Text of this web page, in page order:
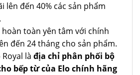
lên đến 40% các sản phẩm
hoàn toàn yên tâm với chính
đến 24 tháng cho sản phẩm.
là địa chỉ phân phối bộ
bếp từ của Elo chính hãng